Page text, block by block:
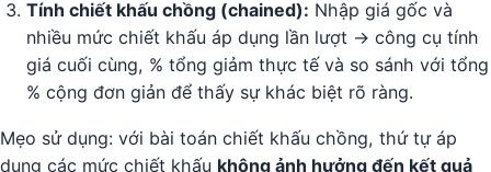
Tính chiết khấu chồng (chained): Nhập giá gốc và
nhiều mức chiết khấu áp dụng lần lượt → công cụ tính
giá cuối cùng, % tổng giảm thực tế và so sánh với tổng
% cộng đơn giản để thấy sự khác biệt rõ ràng.
Mẹo sử dụng: với bài toán chiết khấu chồng, thứ tự áp
dụng các mức chiết khấu không ảnh hưởng đến kết quả